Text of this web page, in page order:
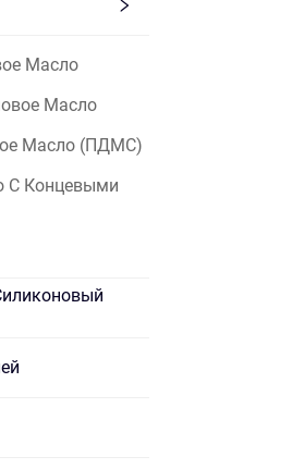
Масло
Масло
Масло (ПДМС)
С Концевыми